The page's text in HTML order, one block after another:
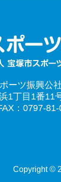
ーツ振興公
1丁目1番11
：0797-81-
Copyright ©